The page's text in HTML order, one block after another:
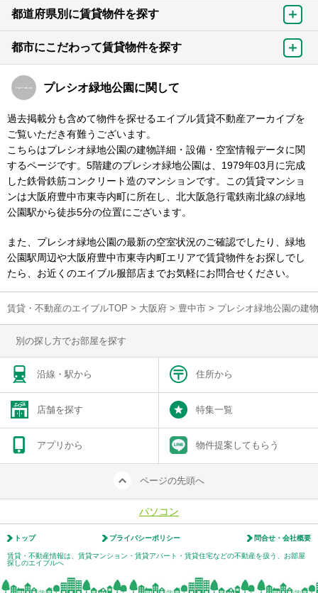
都道府県別に賃貸物件を探す
都市にこだわって賃貸物件を探す
プレシオ緑地公園に関して
過去掲載分も含めて物件を探せるエイブル賃貸不動産アーカイブを
ご覧いただき有難うございます。
こちらはプレシオ緑地公園の建物詳細・設備・空室情報データに関
するページです。5階建のプレシオ緑地公園は、1979年03月に完成
した鉄骨鉄筋コンクリート造のマンションです。この賃貸マンショ
ンは大阪府豊中市東寺内町に所在し、北大阪急行電鉄南北線の緑地
公園駅から徒歩5分の位置にございます。
また、プレシオ緑地公園の最新の空室状況のご確認でしたり、緑地
公園駅周辺や大阪府豊中市東寺内町エリアで賃貸物件をお探しでし
たら、お近くのエイブル服部店までお気軽にお問合せください。
賃貸・不動産のエイブルTOP > 大阪府 > 豊中市 > プレシオ緑地公園の建
別の探し方でお部屋を探す
沿線・駅から 住所から
店舗を探す 特集一覧
アプリから 物件提案してもらう
ページの先頭へ
パソコン
トップ プライバシーポリシー 問合せ・会社概要
賃貸・不動産情報は、賃貸マンション・賃貸アパート・賃貸住宅などの不動産を扱う、お部屋
探しのエイブルへ